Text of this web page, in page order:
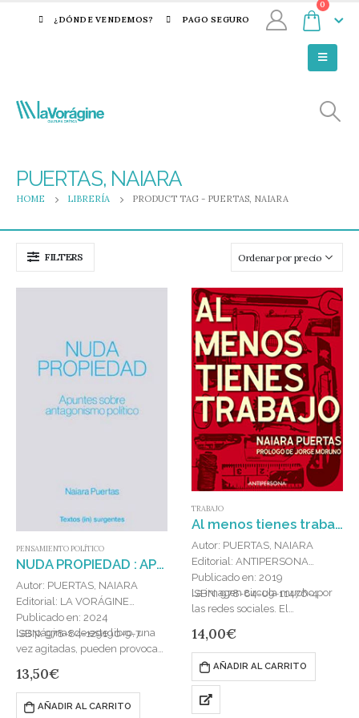
¿DÓNDE VENDEMOS? PAGO SEGURO
0
PUERTAS, NAIARA
HOME LIBRERÍA PRODUCT TAG - PUERTAS, NAIARA
FILTERS
PENSAMIENTO POLÍTICO
NUDA PROPIEDAD : APUNTES SOBRE ANTAGONISMO POLÍTICO
Autor: PUERTAS, NAIARA
Editorial: LA VORÁGINE
Publicado en: 2024
ISBN: 978-84-129190-9-7
Las páginas de este libro, una
vez agitadas, pueden provocar
cadena que dejen en la
intemperie a la lectora y…
13,50€
AÑADIR AL CARRITO
TRABAJO
Al menos tienes trabajo
Autor: PUERTAS, NAIARA
Editorial: ANTIPERSONA
Publicado en: 2019
ISBN: 978-84-09-11476-4
La imagen circula mucho por
las redes sociales. El
interpretado por Charlton
Heston, rema en una galera
después de haber sido…
14,00€
AÑADIR AL CARRITO